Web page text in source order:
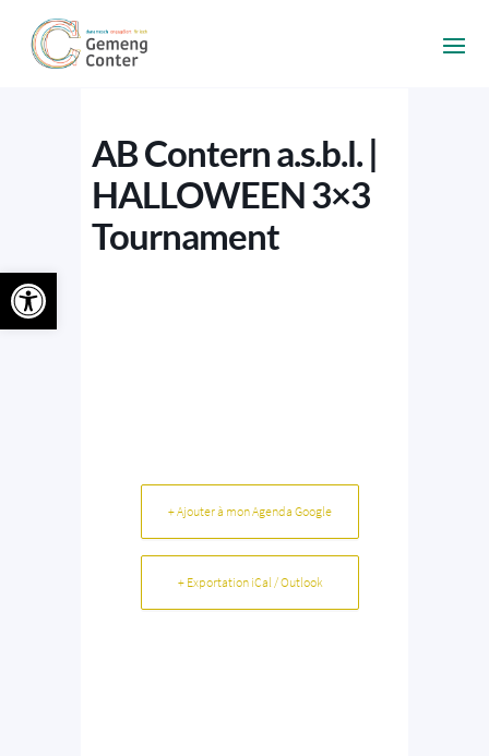
AB Contern a.s.b.l. |
HALLOWEEN 3×3
Tournament
+ Ajouter à mon Agenda Google
+ Exportation iCal / Outlook
Ouvrir la barre d’outils